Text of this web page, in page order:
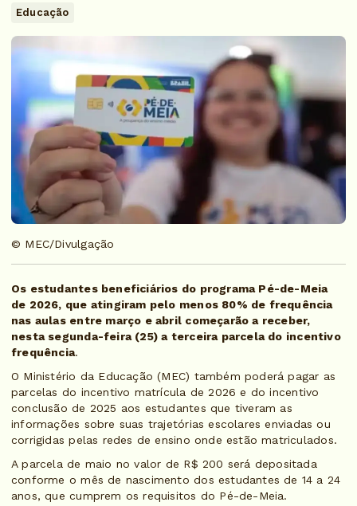
Educação
© MEC/Divulgação
Os estudantes beneficiários do programa Pé-de-Meia
de 2026, que atingiram pelo menos 80% de frequência
nas aulas entre março e abril começarão a receber,
nesta segunda-feira (25) a terceira parcela do incentivo
frequência.
O Ministério da Educação (MEC) também poderá pagar as
parcelas do incentivo matrícula de 2026 e do incentivo
conclusão de 2025 aos estudantes que tiveram as
informações sobre suas trajetórias escolares enviadas ou
corrigidas pelas redes de ensino onde estão matriculados.
A parcela de maio no valor de R$ 200 será depositada
conforme o mês de nascimento dos estudantes de 14 a 24
anos, que cumprem os requisitos do Pé-de-Meia.